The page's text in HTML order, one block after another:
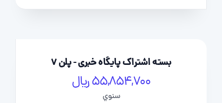
بسته اشتراک پایگاه خبری - پلن 7
55,854,700 ریال
سنوي